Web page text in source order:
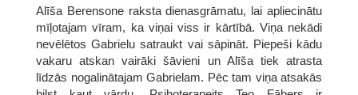
Alīša Berensone raksta dienasgrāmatu, lai apliecinātu
mīļotajam vīram, ka viņai viss ir kārtībā. Viņa nekādi
nevēlētos Gabrielu satraukt vai sāpināt. Piepeši kādu
vakaru atskan vairāki šāvieni un Alīša tiek atrasta
līdzās nogalinātajam Gabrielam. Pēc tam viņa atsakās